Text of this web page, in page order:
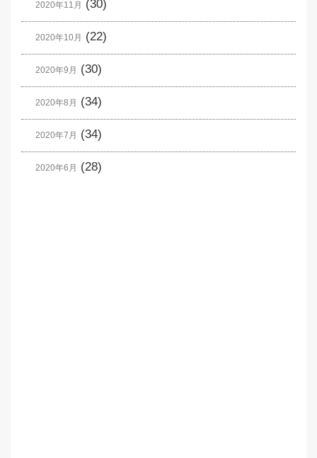
2020年11月 (30)
2020年10月 (22)
2020年9月 (30)
2020年8月 (34)
2020年7月 (34)
2020年6月 (28)